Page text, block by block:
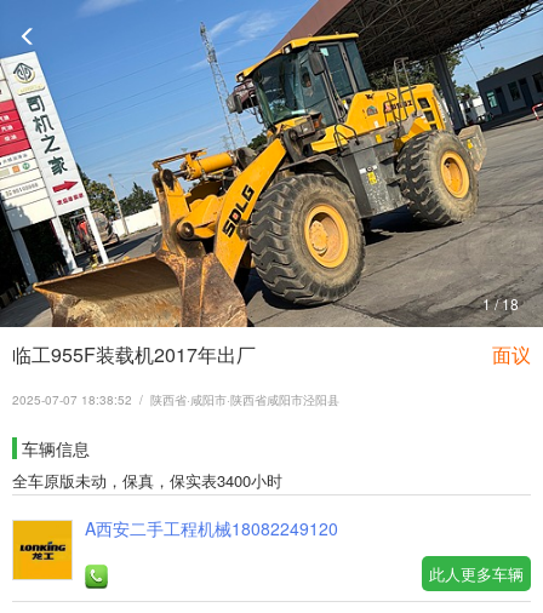
1/18
面议
临工955F装载机2017年出厂
2025-07-07 18:38:52 / 陕西省·咸阳市·陕西省咸阳市泾阳县
车辆信息
全车原版未动，保真，保实表3400小时
A西安二手工程机械18082249120
此人更多车辆